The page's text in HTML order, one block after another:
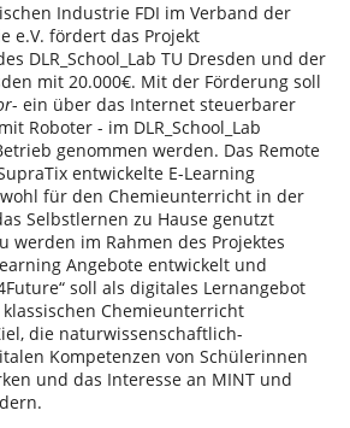
Industrie FDI im Verband der
e.V. fördert das Projekt
DLR_School_Lab TU Dresden und der
mit 20.000€. Mit der Förderung soll
- ein über das Internet steuerbarer
Roboter - im DLR_School_Lab
genommen werden. Das Remote
entwickelte E-Learning
für den Chemieunterricht in der
Selbstlernen zu Hause genutzt
werden im Rahmen des Projektes
Angebote entwickelt und
soll als digitales Lernangebot
Chemieunterricht
die naturwissenschaftlich-
Kompetenzen von Schülerinnen
und das Interesse an MINT und